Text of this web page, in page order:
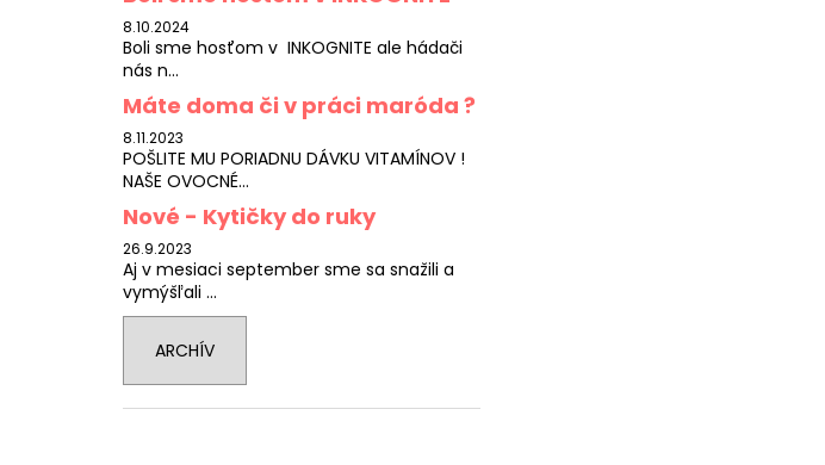
8.10.2024
Boli sme hosťom v INKOGNITE ale hádači
nás n...
Máte doma či v práci maróda ?
8.11.2023
POŠLITE MU PORIADNU DÁVKU VITAMÍNOV !
NAŠE OVOCNÉ...
Nové - Kytičky do ruky
26.9.2023
Aj v mesiaci september sme sa snažili a
vymýšľali ...
ARCHÍV